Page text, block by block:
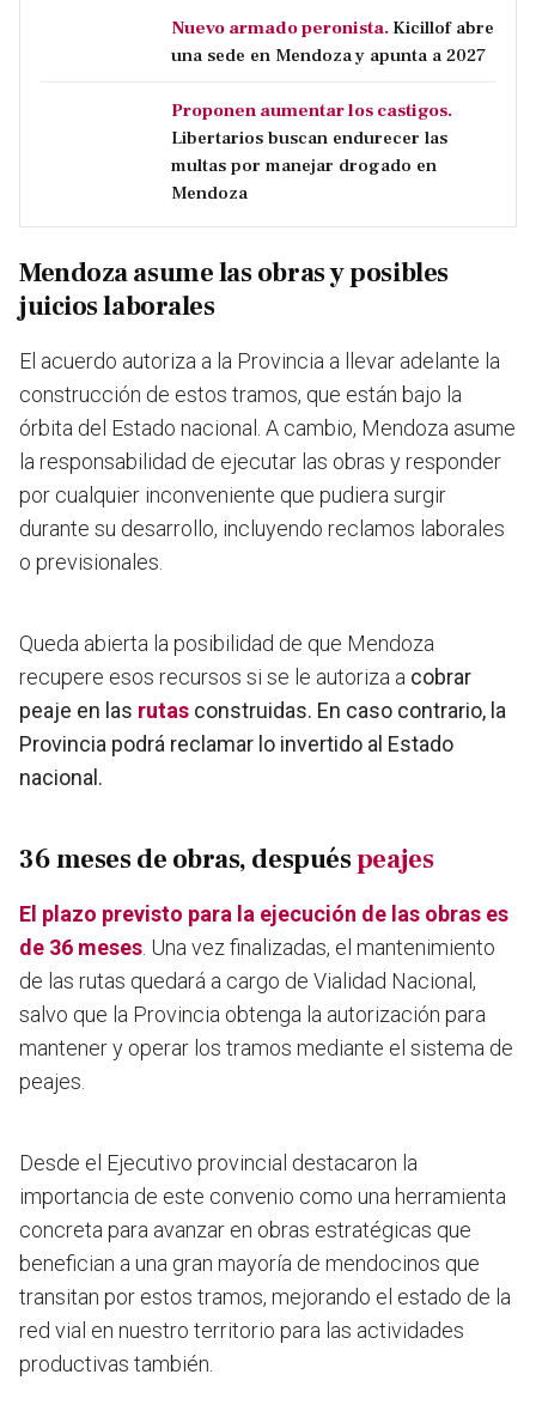
Nuevo armado peronista. Kicillof abre
una sede en Mendoza y apunta a 2027
Proponen aumentar los castigos.
Libertarios buscan endurecer las
multas por manejar drogado en
Mendoza
Mendoza asume las obras y posibles
juicios laborales
El acuerdo autoriza a la Provincia a llevar adelante la
construcción de estos tramos, que están bajo la
órbita del Estado nacional. A cambio, Mendoza asume
la responsabilidad de ejecutar las obras yresponder
por cualquier inconveniente que pudiera surgir
durante su desarrollo, incluyendo reclamos laborales
o previsionales.
Queda abierta la posibilidad de que Mendoza
recupere esos recursos si se le autoriza a cobrar
peaje en las rutas construidas. En caso contrario, la
Provincia podrá reclamar lo invertido al Estado
nacional.
36 meses de obras, despuéspeajes
El plazo previsto para la ejecución de las obras es
de 36 meses . Una vez finalizadas, el mantenimiento
de las rutas quedará a cargo de Vialidad Nacional,
salvo que la Provincia obtenga la autorización para
mantener y operar los tramos mediante el sistema de
peajes.
Desde el Ejecutivo provincial destacaron la
importancia de este convenio como una herramienta
concreta para avanzar en obras estratégicas que
benefician a una gran mayoría de mendocinos que
transitan por estos tramos, mejorando el estado de la
red vial en nuestro territorio para las actividades
productivas también.